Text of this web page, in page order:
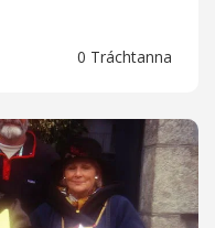
0 Tráchtanna